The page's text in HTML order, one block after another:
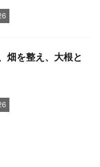
畑を整え、大根と